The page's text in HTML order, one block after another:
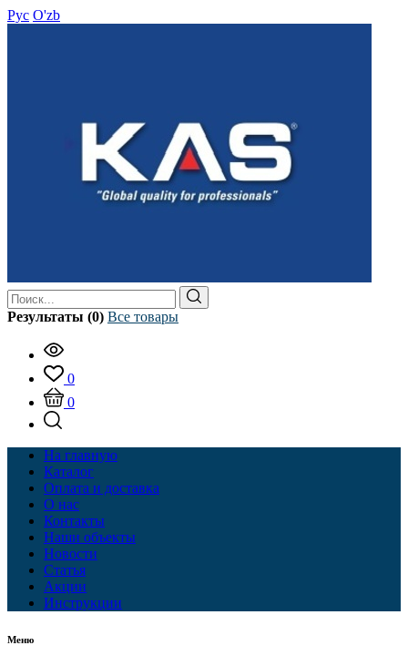
Рус O'zb
Результаты (0) Все товары
0
0
На главную
Каталог
Оплата и доставка
О нас
Контакты
Наши объекты
Новости
Статья
Акции
Инструкции
Меню